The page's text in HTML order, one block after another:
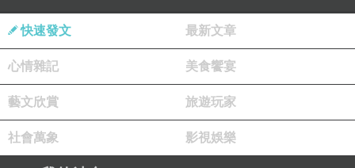
作文老師到底是什麼開始寫吧！」聽到這個引導
的確讓我來了興致，大家估且當八卦看看。
我剛跟太太認識時，想瞭解一下對方的職
業，看能不能找到話題，結果越問我的興趣越
大，完全被吊中胃口了！因為年輕時參加過救國
團的帶隊活動，後來出社會後又有固定到處打羽
快速發文 最新文章
心情雜記 美食饗宴
藝文欣賞 旅遊玩家
社會萬象 影視娛樂